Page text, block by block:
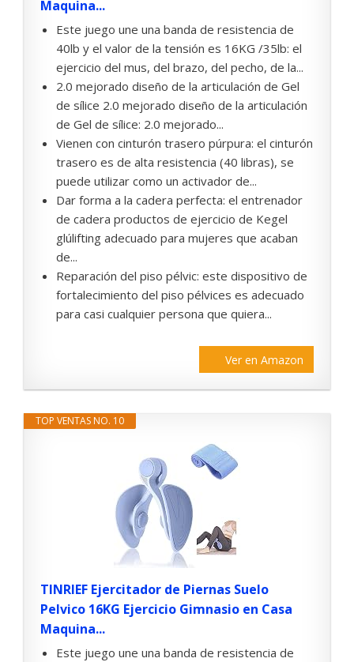
Maquina...
Este juego une una banda de resistencia de
40lb y el valor de la tensión es 16KG /35lb: el
ejercicio del mus, del brazo, del pecho, de la...
2.0 mejorado diseño de la articulación de Gel
de sílice 2.0 mejorado diseño de la articulación
de Gel de sílice: 2.0 mejorado...
Vienen con cinturón trasero púrpura: el cinturón
trasero es de alta resistencia (40 libras), se
puede utilizar como un activador de...
Dar forma a la cadera perfecta: el entrenador
de cadera productos de ejercicio de Kegel
glúlifting adecuado para mujeres que acaban
de...
Reparación del piso pélvic: este dispositivo de
fortalecimiento del piso pélvices es adecuado
para casi cualquier persona que quiera...
Ver en Amazon
TOP VENTAS NO. 10
TINRIEF Ejercitador de Piernas Suelo
Pelvico 16KG Ejercicio Gimnasio en Casa
Maquina...
Este juego une una banda de resistencia de